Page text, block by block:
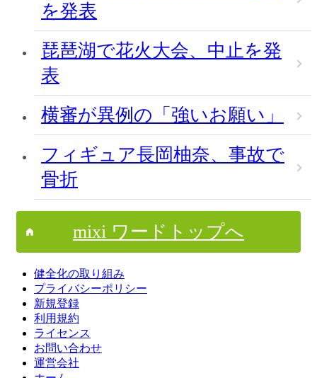
を発表
琵琶湖で花火大会、中止を発
表
横審が異例の「強いお願い」
フィギュア長岡柚奈、事故で
骨折
mixi ワードトップへ
健全化の取り組み
プライバシーポリシー
新規登録
利用規約
ライセンス
お問い合わせ
運営会社